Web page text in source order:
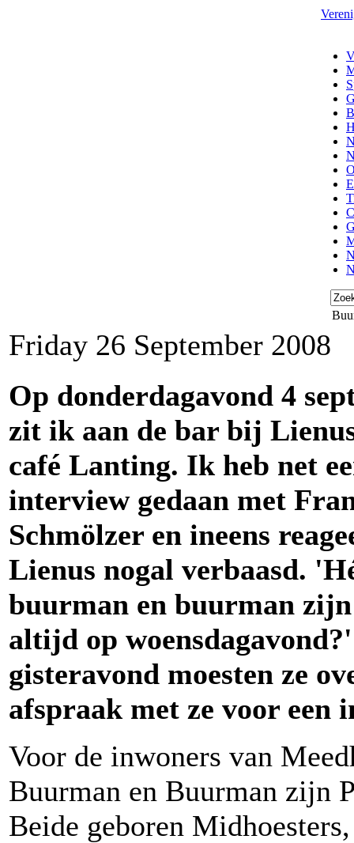
Friday 26 September 2008
Op donderdagavond 4
zit ik aan de bar bij
café Lanting. Ik heb net
interview gedaan met
Schmölzer en ineens
Lienus nogal verbaasd.
buurman en buurman
altijd op
gisteravond moesten ze
afspraak met ze voor een
Voor de inwoners van
Buurman en Buurman zijn
Beide geboren